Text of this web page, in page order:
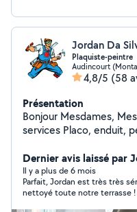
Jordan Da
Plaquiste-peintre
Audincourt
4,8/5 (58
Présentation
Bonjour Mesdames,
services Placo, enduit, peinture Lavage, de terrasse
hésitez pas à m'envoyer
répondrai dans les plus brefs délais En
tous une bonne journée
Silva.
Dernier avis laissé par
Il y a plus de 6 mois
Parfait, Jordan est très très
nettoyé toute notre terrasse ! Vous pouvez l’appeler sans